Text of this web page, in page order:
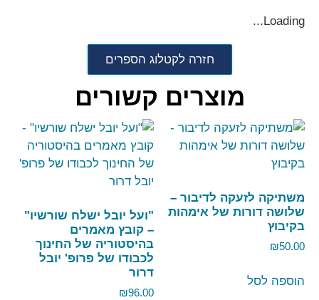
Loading...
חזרה לקטלוג הספרים
מוצרים קשורים
משתיקה לזעקה לדיבור –
שלושה דורות של אימהות
בקיבוץ
₪50.00
הוספה לסל
"ועל יובל ישלח שורשיו"
– קובץ מאמרים
בהיסטוריה של החינוך
לכבודו של פרופ' יובל
דרור
₪96.00